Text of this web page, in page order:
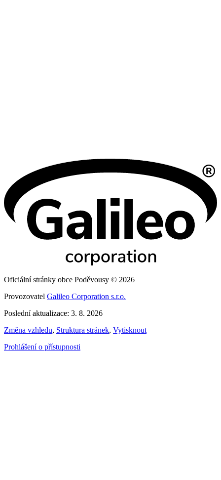
Oficiální stránky obce Poděvousy © 2026
Provozovatel Galileo Corporation s.r.o.
Poslední aktualizace: 3. 8. 2026
Změna vzhledu, Struktura stránek, Vytisknout
Prohlášení o přístupnosti